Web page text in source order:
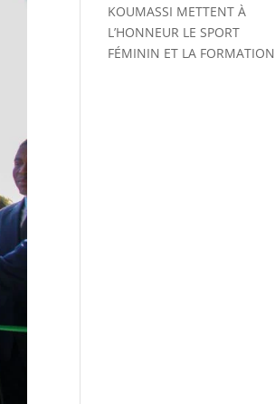
KOUMASSI METTENT À
L’HONNEUR LE SPORT
FÉMININ ET LA FORMATION